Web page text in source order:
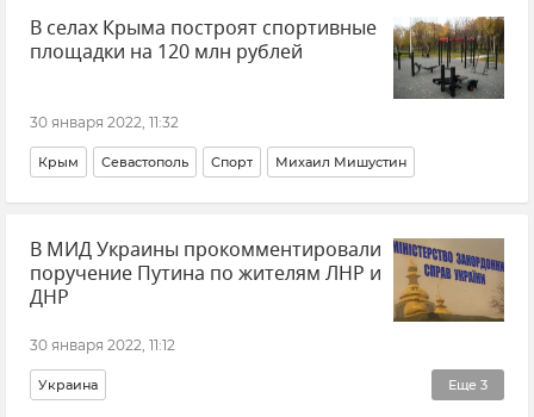
В селах Крыма построят спортивные
площадки на 120 млн рублей
30 января 2022, 11:32
Крым Севастополь Спорт Михаил Мишустин
В МИД Украины прокомментировали
поручение Путина по жителям ЛНР и
ДНР
30 января 2022, 11:12
Еще 3
Украина